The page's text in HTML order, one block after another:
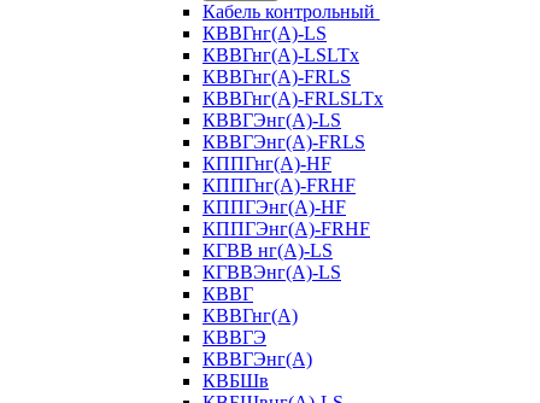
Кабель контрольный
КВВГнг(А)-LS
КВВГнг(А)-LSLTx
КВВГнг(А)-FRLS
КВВГнг(А)-FRLSLTx
КВВГЭнг(А)-LS
КВВГЭнг(А)-FRLS
КППГнг(А)-HF
КППГнг(А)-FRHF
КППГЭнг(А)-HF
КППГЭнг(А)-FRHF
КГВВ нг(А)-LS
КГВВЭнг(А)-LS
КВВГ
КВВГнг(А)
КВВГЭ
КВВГЭнг(А)
КВБШв